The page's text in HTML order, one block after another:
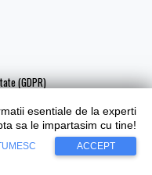
(GDPR)
esentiale de la experti
sa le impartasim cu tine!
ACCEPT